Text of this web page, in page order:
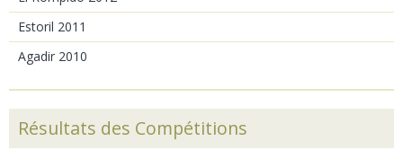
Estoril 2011
Agadir 2010
Résultats des Compétitions